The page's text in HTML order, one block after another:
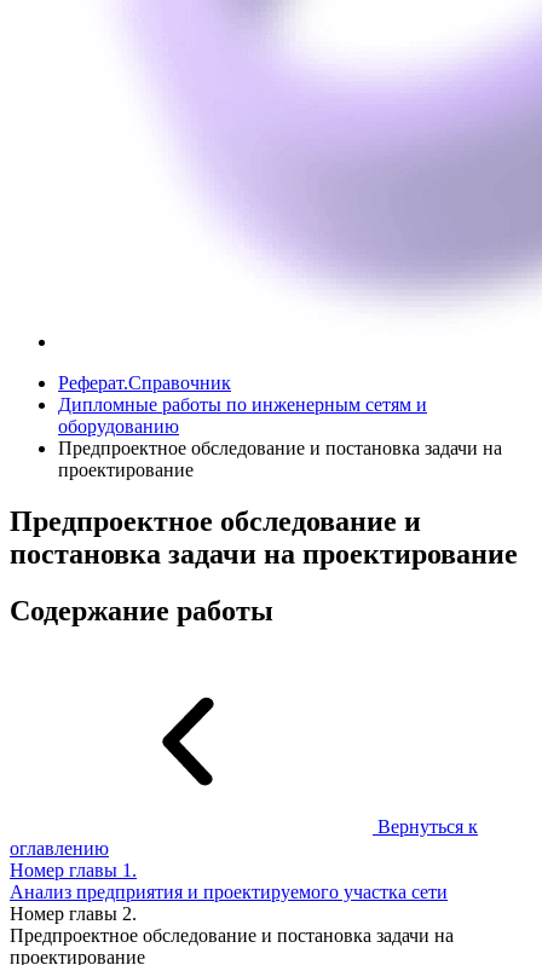
Реферат.Справочник
Дипломные работы по инженерным сетям и
оборудованию
Предпроектное обследование и постановка задачи на
проектирование
Предпроектное обследование и
постановка задачи на проектирование
Содержание работы
Вернуться к
оглавлению
Номер главы 1.
Анализ предприятия и проектируемого участка сети
Номер главы 2.
Предпроектное обследование и постановка задачи на
проектирование